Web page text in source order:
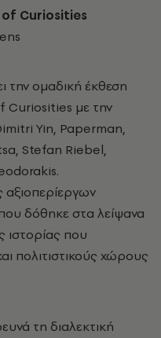
of Curiosities
την ομαδική έκθεση
με την
Yin, Paperman,
Stefan Riebel,
που δόθηκε στα λείψανα
ιστορίας που
πολιτιστικούς χώρους
τη διαλεκτική